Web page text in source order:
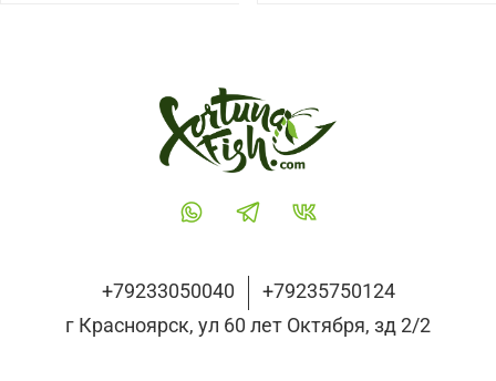
+79233050040
+79235750124
г Красноярск, ул 60 лет Октября, зд 2/2